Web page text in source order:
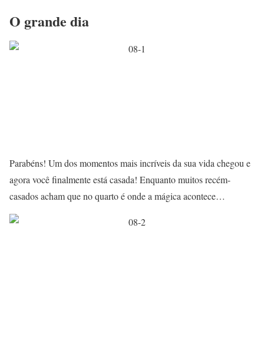
O grande dia
Parabéns! Um dos momentos mais incríveis da sua vida chegou e
agora você finalmente está casada! Enquanto muitos recém-
casados acham que no quarto é onde a mágica acontece…